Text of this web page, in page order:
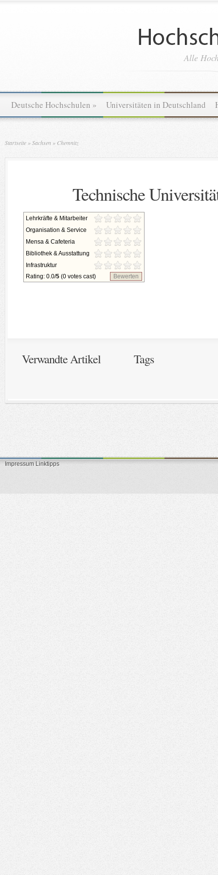
Alle
Deutsche Hochschulen » Universitäten in Deutschland
Startseite »Sachsen » Chemnitz
Technische
Lehrkräfte & Mitarbeiter
Organisation & Service
Mensa & Cafeteria
Bibliothek & Ausstattung
Infrastruktur
Rating: 0.0/5 (0 votes cast) Bewerten
Verwandte Artikel Tags
Impressum Linktipps